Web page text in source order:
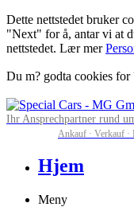
Dette nettstedet bruker
"Next" for å, antar vi at
nettstedet. Lær mer
Du m? godta cookies for
Ihr Ansprechpartner rund
Ankauf · Verkauf ·
Hjem
Meny